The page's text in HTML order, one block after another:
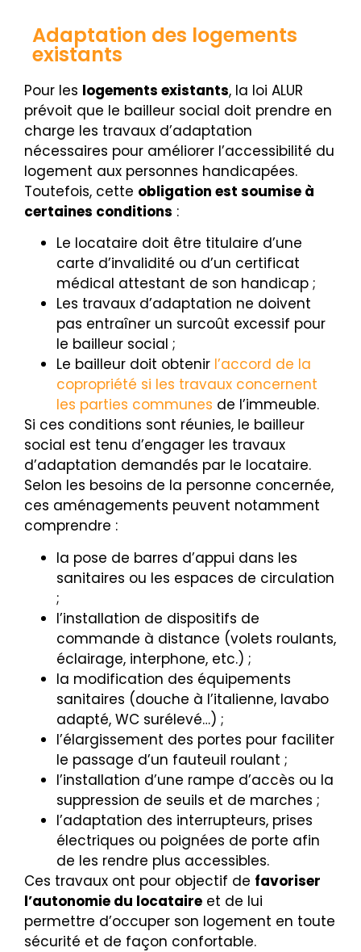
Adaptation des logements
existants
Pour les logements existants, la loi ALUR
prévoit que le bailleur social doit prendre en
charge les travaux d’adaptation
nécessaires pour améliorer l’accessibilité du
logement aux personnes handicapées.
Toutefois, cette obligation est soumise à
certaines conditions :
Le locataire doit être titulaire d’une
carte d’invalidité ou d’un certificat
médical attestant de son handicap ;
Les travaux d’adaptation ne doivent
pas entraîner un surcoût excessif pour
le bailleur social ;
Le bailleur doit obtenir l’accord de la
copropriété si les travaux concernent
les parties communes de l’immeuble.
Si ces conditions sont réunies, le bailleur
social est tenu d’engager les travaux
d’adaptation demandés par le locataire.
Selon les besoins de la personne concernée,
ces aménagements peuvent notamment
comprendre :
la pose de barres d’appui dans les
sanitaires ou les espaces de circulation
;
l’installation de dispositifs de
commande à distance (volets roulants,
éclairage, interphone, etc.) ;
la modification des équipements
sanitaires (douche à l’italienne, lavabo
adapté, WC surélevé…) ;
l’élargissement des portes pour faciliter
le passage d’un fauteuil roulant ;
l’installation d’une rampe d’accès ou la
suppression de seuils et de marches ;
l’adaptation des interrupteurs, prises
électriques ou poignées de porte afin
de les rendre plus accessibles.
Ces travaux ont pour objectif de favoriser
l’autonomie du locataire et de lui
permettre d’occuper son logement en toute
sécurité et de façon confortable.